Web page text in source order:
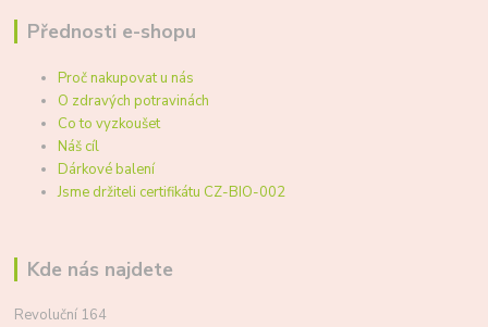
Přednosti e-shopu
Proč nakupovat u nás
O zdravých potravinách
Co to vyzkoušet
Náš cíl
Dárkové balení
Jsme držiteli certifikátu CZ-BIO-002
Kde nás najdete
Revoluční 164